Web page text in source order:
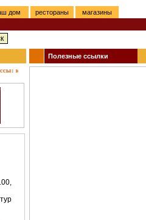
дом рестораны
магазины
кино, театр, концерты, спектакли, гастроли,
Полезные ссылки